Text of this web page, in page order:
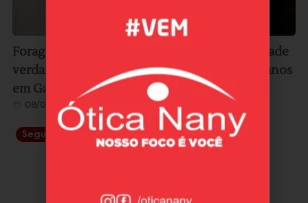
Foragido dá nome falso à polícia, mas identidade
verdadeira revela condenação de mais de 17 anos
em Garopaba
08/08/2026
Segurança